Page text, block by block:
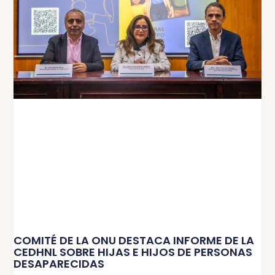
COMITÉ DE LA ONU DESTACA INFORME DE LA
CEDHNL SOBRE HIJAS E HIJOS DE PERSONAS
DESAPARECIDAS